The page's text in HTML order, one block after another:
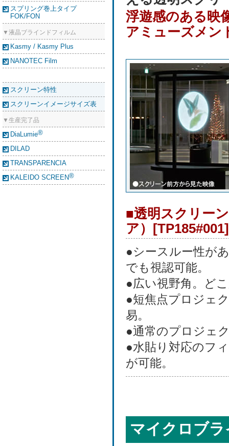
スプリング巻上タイプ
FOK/FON
▼液晶ブラインドフィルム
Kasmy / Kasmy Plus
NANOTEC Film
スクリーン特性
スクリーンイメージサイズ表
▼生産完了品
DiaLumie®
DILAD
TRANSPARENCIA
KALEIDO SCREEN®
浮遊感のある映
アミューズメン
■透明スクリー
ア）
●シースルー性が
でも視認可能。
●広い視野角。ど
●短焦点プロジェ
易。
●通常のプロジェ
●水貼り対応のフ
が可能。
マイクロブ